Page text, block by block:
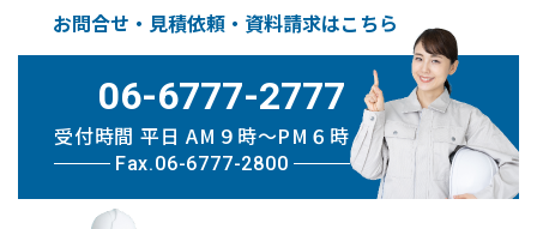
お問合せ・見積依頼・資料請求はこちら
06-6777-2777
受付時間 平日 AM９時〜PM６時
Fax.06-6777-2800